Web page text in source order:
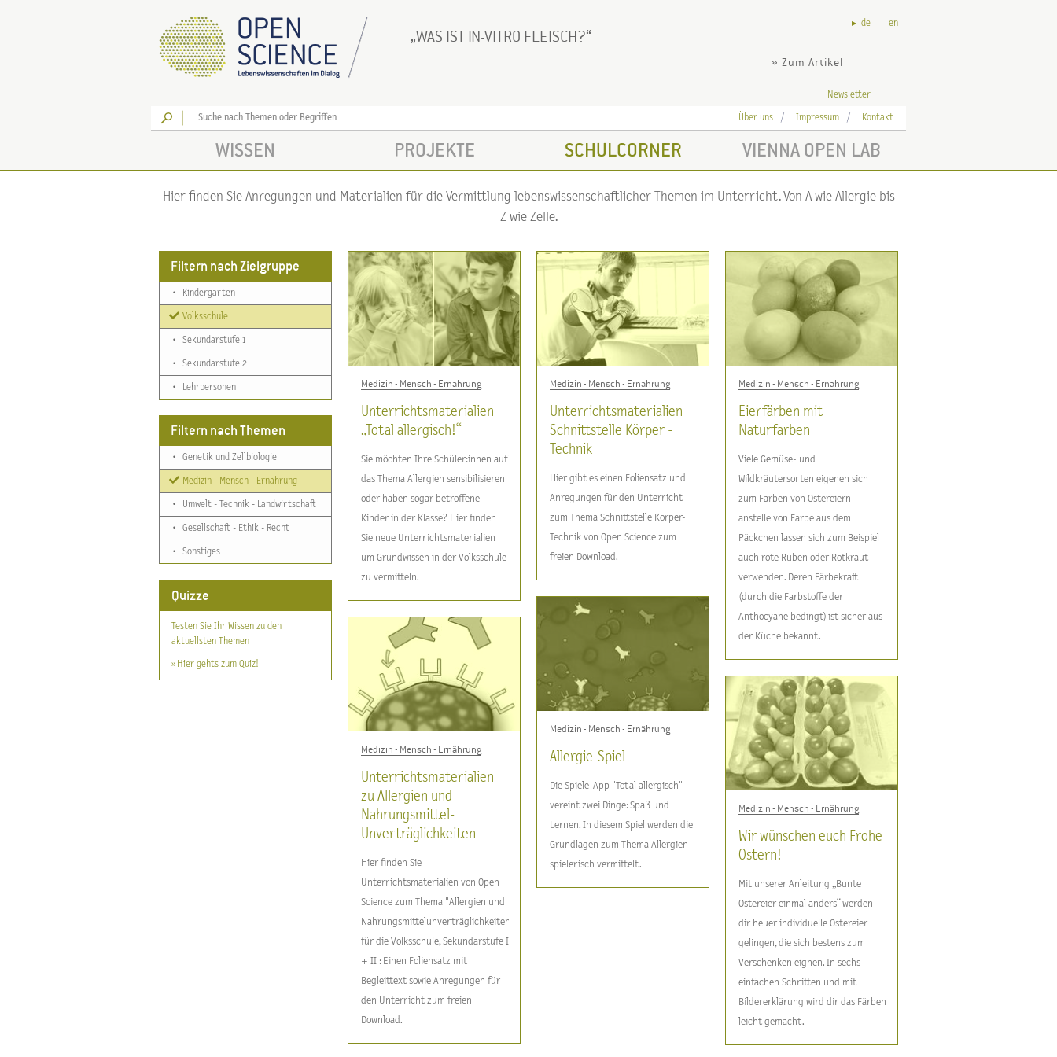
WAS IST IN-VITRO FLEISCH?
» Zum Artikel
de en
Newsletter
Los
Über uns Impressum Kontakt
WISSEN PROJEKTE SCHULCORNER VIENNA OPEN LAB
Hier finden Sie Anregungen und Materialien für die Vermittlung lebenswissenschaftlicher Themen im Unterricht. Von A wie Allergie bis
Z wie Zelle.
Filtern nach Zielgruppe
• Kindergarten
Volksschule
• Sekundarstufe 1
• Sekundarstufe 2
• Lehrpersonen
Filtern nach Themen
• Genetik und Zellbiologie
Medizin - Mensch - Ernährung
• Umwelt - Technik - Landwirtschaft
• Gesellschaft - Ethik - Recht
• Sonstiges
Quizze
Testen Sie Ihr Wissen zu den
aktuellsten Themen
» Hier gehts zum Quiz!
Medizin - Mensch - Ernährung
Unterrichtsmaterialien
„Total allergisch!“
Sie möchten Ihre Schüler:innen auf
das Thema Allergien sensibilisieren
oder haben sogar betroffene
Kinder in der Klasse? Hier finden
Sie neue Unterrichtsmaterialien
um Grundwissen in der Volksschule
zu vermitteln.
Medizin - Mensch - Ernährung
Unterrichtsmaterialien
Schnittstelle Körper -
Technik
Hier gibt es einen Foliensatz und
Anregungen für den Unterricht
zum Thema Schnittstelle Körper-
Technik von Open Science zum
freien Download.
Medizin - Mensch - Ernährung
Eierfärben mit
Naturfarben
Viele Gemüse- und
Wildkräutersorten eigenen sich
zum Färben von Ostereiern -
anstelle von Farbe aus dem
Päckchen lassen sich zum Beispiel
auch rote Rüben oder Rotkraut
verwenden. Deren Färbekraft
(durch die Farbstoffe der
Anthocyane bedingt) ist sicher aus
der Küche bekannt.
Medizin - Mensch - Ernährung
Allergie-Spiel
Die Spiele-App "Total allergisch"
vereint zwei Dinge: Spaß und
Lernen. In diesem Spiel werden die
Grundlagen zum Thema Allergien
spielerisch vermittelt.
Medizin - Mensch - Ernährung
Unterrichtsmaterialien
zu Allergien und
Nahrungsmittel-
Unverträglichkeiten
Hier finden Sie
Unterrichtsmaterialien von Open
Science zum Thema "Allergien und
Nahrungsmittelunverträglichkeiten"
für die Volksschule, Sekundarstufe I
+ II : Einen Foliensatz mit
Begleittext sowie Anregungen für
den Unterricht zum freien
Download.
Medizin - Mensch - Ernährung
Wir wünschen euch Frohe
Ostern!
Mit unserer Anleitung „Bunte
Ostereier einmal anders“ werden
dir heuer individuelle Ostereier
gelingen, die sich bestens zum
Verschenken eignen. In sechs
einfachen Schritten und mit
Bildererklärung wird dir das Färben
leicht gemacht.